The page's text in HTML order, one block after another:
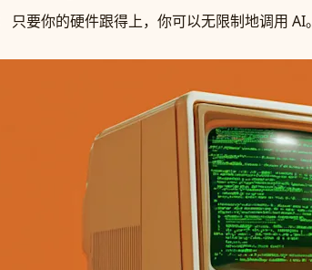
只要你的硬件跟得上，你可以无限制地调用 AI。